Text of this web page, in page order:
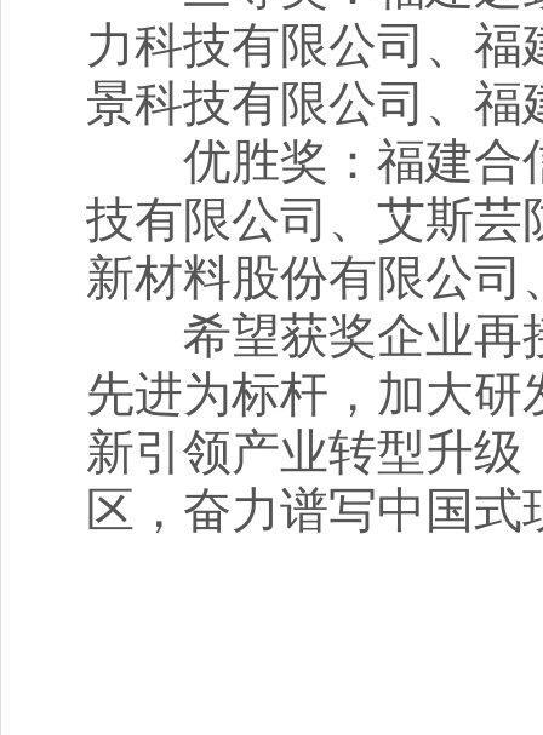
力科技有限公司、
景科技有限公司、
优胜奖：福建合
技有限公司、艾斯芸
新材料股份有限公
希望获奖企业再
先进为标杆，加大
新引领产业转型升
区，奋力谱写中国